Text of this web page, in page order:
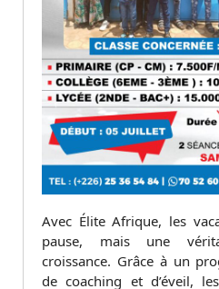
Avec Élite Afrique, les
pause, mais une
croissance. Grâce à un
de coaching et d’éveil,